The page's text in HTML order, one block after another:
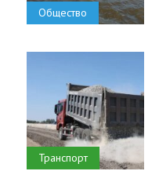
Общество
Транспорт